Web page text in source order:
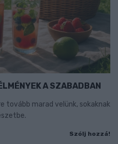
A SZABADBAN
tovább marad velünk, sokaknak
Szólj hozzá!